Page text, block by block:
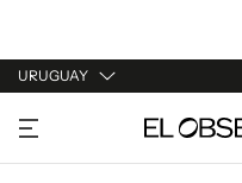
URUGUAY
URUGUAY
ARGENTINA